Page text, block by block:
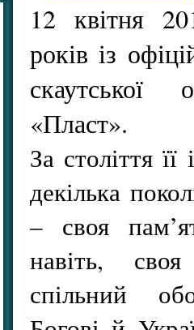
12 квітня
років із
скаутської
«Пласт».
За століття її
декілька
– своя
навіть,
спільний